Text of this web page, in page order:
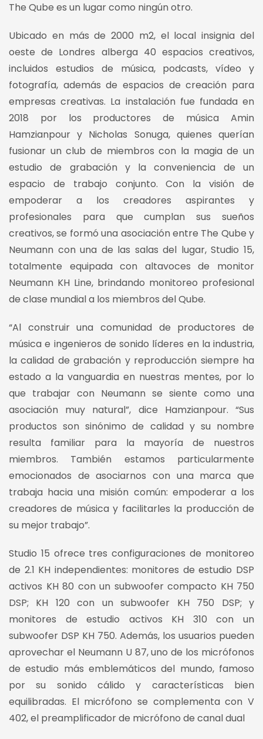
The Qube es un lugar como ningún otro.
Ubicado en más de 2000 m2, el local insignia del
oeste de Londres alberga 40 espacios creativos,
incluidos estudios de música, podcasts, vídeo y
fotografía, además de espacios de creación para
empresas creativas. La instalación fue fundada en
2018 por los productores de música Amin
Hamzianpour y Nicholas Sonuga, quienes querían
fusionar un club de miembros con la magia de un
estudio de grabación y la conveniencia de un
espacio de trabajo conjunto. Con la visión de
empoderar a los creadores aspirantes y
profesionales para que cumplan sus sueños
creativos, se formó una asociación entre The Qube y
Neumann con una de las salas del lugar, Studio 15,
totalmente equipada con altavoces de monitor
Neumann KH Line, brindando monitoreo profesional
de clase mundial a los miembros del Qube.
“Al construir una comunidad de productores de
música e ingenieros de sonido líderes en la industria,
la calidad de grabación y reproducción siempre ha
estado a la vanguardia en nuestras mentes, por lo
que trabajar con Neumann se siente como una
asociación muy natural”, dice Hamzianpour. “Sus
productos son sinónimo de calidad y su nombre
resulta familiar para la mayoría de nuestros
miembros. También estamos particularmente
emocionados de asociarnos con una marca que
trabaja hacia una misión común: empoderar a los
creadores de música y facilitarles la producción de
su mejor trabajo”.
Studio 15 ofrece tres configuraciones de monitoreo
de 2.1 KH independientes: monitores de estudio DSP
activos KH 80 con un subwoofer compacto KH 750
DSP; KH 120 con un subwoofer KH 750 DSP; y
monitores de estudio activos KH 310 con un
subwoofer DSP KH 750. Además, los usuarios pueden
aprovechar el Neumann U 87, uno de los micrófonos
de estudio más emblemáticos del mundo, famoso
por su sonido cálido y características bien
equilibradas. El micrófono se complementa con V
402, el preamplificador de micrófono de canal dual